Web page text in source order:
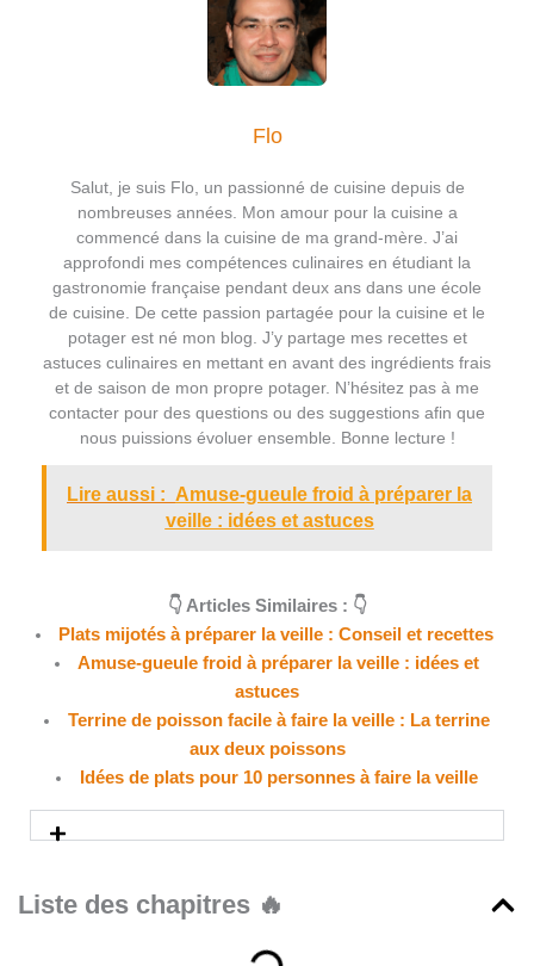
Liste des chapitres 🔥
Flo
Salut, je suis Flo, un passionné de cuisine depuis de
nombreuses années. Mon amour pour la cuisine a
commencé dans la cuisine de ma grand-mère. J’ai
approfondi mes compétences culinaires en étudiant la
gastronomie française pendant deux ans dans une école
de cuisine. De cette passion partagée pour la cuisine et le
potager est né mon blog. J’y partage mes recettes et
astuces culinaires en mettant en avant des ingrédients frais
et de saison de mon propre potager. N’hésitez pas à me
contacter pour des questions ou des suggestions afin que
nous puissions évoluer ensemble. Bonne lecture !
Lire aussi : Amuse-gueule froid à préparer la
veille : idées et astuces
👇 Articles Similaires : 👇
Plats mijotés à préparer la veille : Conseil et recettes
Amuse-gueule froid à préparer la veille : idées et
astuces
Terrine de poisson facile à faire la veille : La terrine
aux deux poissons
Idées de plats pour 10 personnes à faire la veille